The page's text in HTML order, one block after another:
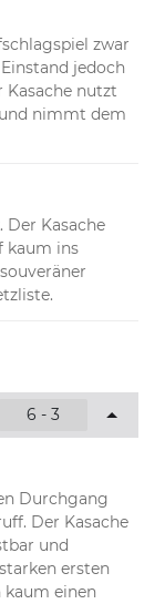
zwar
jedoch
Kasache nutzt
nimmt dem
Der Kasache
kaum ins
6 - 3
Durchgang
Der Kasache
und
ersten
einen